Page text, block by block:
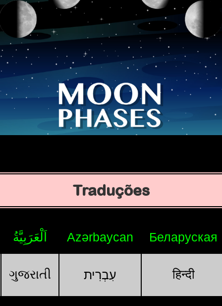
Traduções
اَلْعَرَبِيَّةُ Azərbaycan Беларуская
ગુજરાતી עִבְרִית हिन्दी